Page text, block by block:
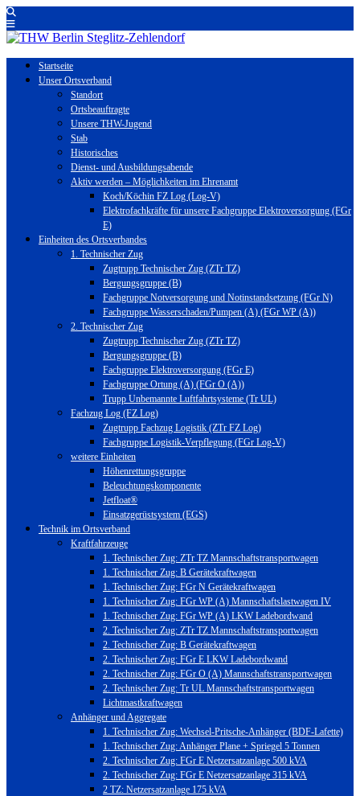
Startseite
Unser Ortsverband
Standort
Ortsbeauftragte
Unsere THW-Jugend
Stab
Historisches
Dienst- und Ausbildungsabende
Aktiv werden – Möglichkeiten im Ehrenamt
Koch/Köchin FZ Log (Log-V)
Elektrofachkräfte für unsere Fachgruppe Elektroversorgung (FGr
E)
Einheiten des Ortsverbandes
1. Technischer Zug
Zugtrupp Technischer Zug (ZTr TZ)
Bergungsgruppe (B)
Fachgruppe Notversorgung und Notinstandsetzung (FGr N)
Fachgruppe Wasserschaden/Pumpen (A) (FGr WP (A))
2. Technischer Zug
Zugtrupp Technischer Zug (ZTr TZ)
Bergungsgruppe (B)
Fachgruppe Elektroversorgung (FGr E)
Fachgruppe Ortung (A) (FGr O (A))
Trupp Unbemannte Luftfahrtsysteme (Tr UL)
Fachzug Log (FZ Log)
Zugtrupp Fachzug Logistik (ZTr FZ Log)
Fachgruppe Logistik-Verpflegung (FGr Log-V)
weitere Einheiten
Höhenrettungsgruppe
Beleuchtungskomponente
Jetfloat®
Einsatzgerüstsystem (EGS)
Technik im Ortsverband
Kraftfahrzeuge
1. Technischer Zug: ZTr TZ Mannschaftstransportwagen
1. Technischer Zug: B Gerätekraftwagen
1. Technischer Zug: FGr N Gerätekraftwagen
1. Technischer Zug: FGr WP (A) Mannschaftslastwagen IV
1. Technischer Zug: FGr WP (A) LKW Ladebordwand
2. Technischer Zug: ZTr TZ Mannschaftstransportwagen
2. Technischer Zug: B Gerätekraftwagen
2. Technischer Zug: FGr E LKW Ladebordwand
2. Technischer Zug: FGr O (A) Mannschaftstransportwagen
2. Technischer Zug: Tr UL Mannschaftstransportwagen
Lichtmastkraftwagen
Anhänger und Aggregate
1. Technischer Zug: Wechsel-Pritsche-Anhänger (BDF-Lafette)
1. Technischer Zug: Anhänger Plane + Spriegel 5 Tonnen
2. Technischer Zug: FGr E Netzersatzanlage 500 kVA
2. Technischer Zug: FGr E Netzersatzanlage 315 kVA
2 TZ: Netzersatzanlage 175 kVA